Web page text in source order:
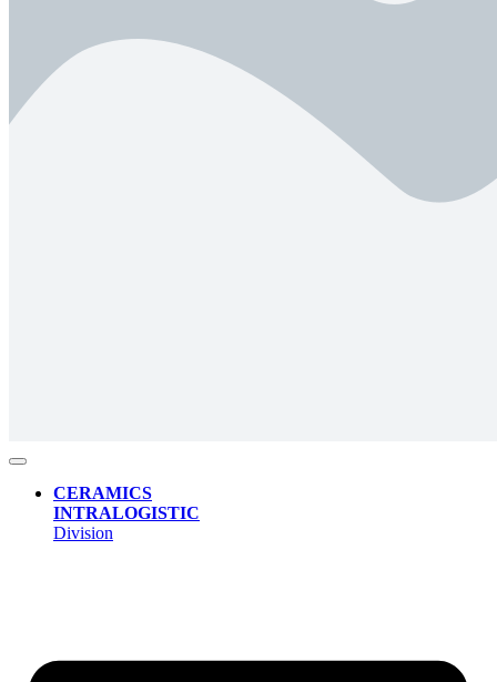
CERAMICS
INTRALOGISTIC
Division